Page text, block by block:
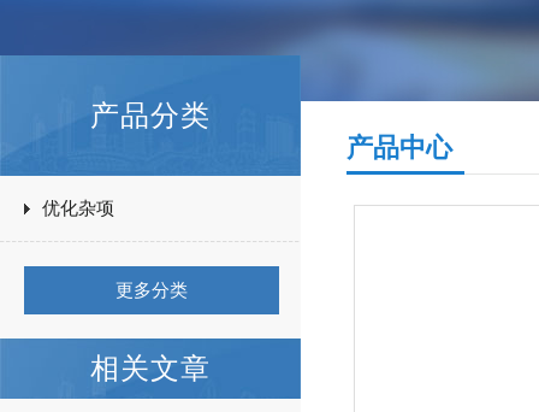
产品分类
优化杂项
更多分类
相关文章
产品中心